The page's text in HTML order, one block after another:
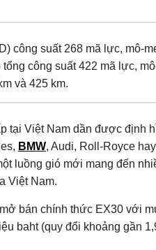
công suất 268 mã lực, mô-
công suất 422 mã lực,
và 425 km.
tại Việt Nam dần được định
BMW, Audi, Roll-Royce
luồng gió mới mang đến
Việt Nam.
bán chính thức EX30 với
baht (quy đổi khoảng gần